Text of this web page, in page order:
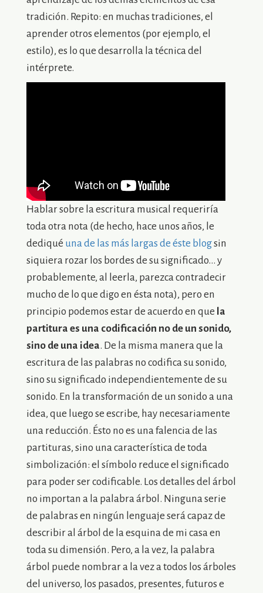
tradición. Repito: en muchas tradiciones, el
aprender otros elementos (por ejemplo, el
estilo), es lo que desarrolla la técnica del
intérprete.
Hablar sobre la escritura musical requeriría
toda otra nota (de hecho, hace unos años, le
dediqué una de las más largas de éste blogsin
siquiera rozar los bordes de su significado… y
probablemente, al leerla, parezca contradecir
mucho de lo que digo en ésta nota), pero en
principio podemos estar de acuerdo en que la
partitura es una codificación no de un sonido,
sino de una idea. De la misma manera que la
escritura de las palabras no codifica su sonido,
sino su significado independientemente de su
sonido. En la transformación de un sonido a una
idea, que luego se escribe, hay necesariamente
una reducción. Ésto no es una falencia de las
partituras, sino una característica de toda
simbolización: el símbolo reduce el significado
para poder ser codificable. Los detalles del árbol
no importan a la palabra árbol. Ninguna serie
de palabras en ningún lenguaje será capaz de
describir al árbol de la esquina de mi casa en
toda su dimensión. Pero, a la vez, la palabra
árbol puede nombrar a la vez a todos los árboles
del universo, los pasados, presentes, futuros e